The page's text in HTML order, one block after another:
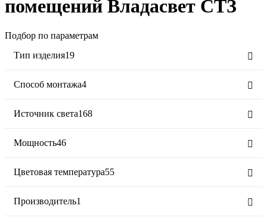
помещений Владасвет СТЗ
Подбор по параметрам
Тип изделия19
Способ монтажа4
Источник света168
Мощность46
Цветовая температура55
Производитель1